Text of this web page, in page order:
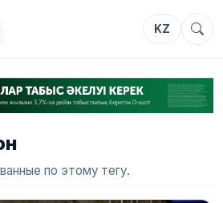
KZ
по этому тегу.